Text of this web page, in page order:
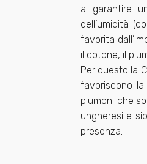
a garantire
dell’umidità
favorita
il cotone, il
Per questo la
favoriscono la
piumoni che
ungheresi e
presenza.